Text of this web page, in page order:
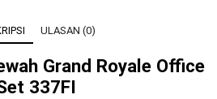
ULASAN (0)
Grand Royale Office
337FI